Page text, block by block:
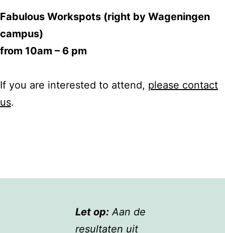
Fabulous Workspots (right by Wageningen
campus)
from 10am – 6 pm
If you are interested to attend, please contact
us.
Let op: Aan de
resultaten uit